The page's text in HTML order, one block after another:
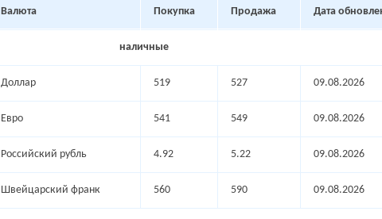
Валюта Покупка Продажа Дата
наличные
Доллар 519 527 09.08.2026
Евро 541 549 09.08.2026
Российский рубль 4.92 5.22 09.08.2026
Швейцарский франк 560 590 09.08.2026